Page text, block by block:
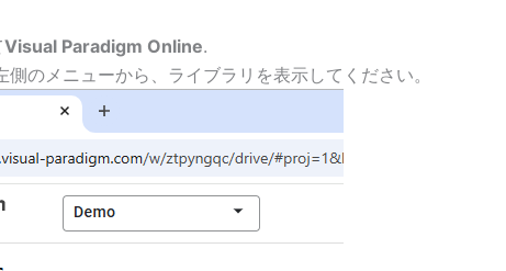
Visual Paradigm Online.
側のメニューから、ライブラリを表示してください。